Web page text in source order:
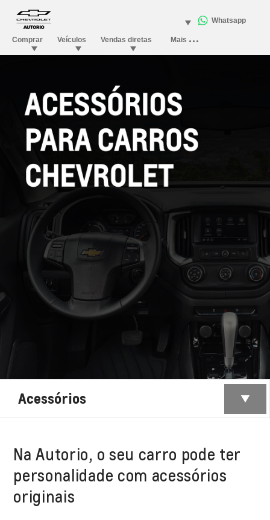
Acessórios
Na Autorio, o seu carro pode ter
personalidade com acessórios
originais